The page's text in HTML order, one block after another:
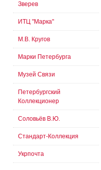
Зверев
ИТЦ "Марка"
М.В. Кругов
Марки Петербурга
Музей Связи
Петербургский
Коллекционер
Соловьёв В.Ю.
Стандарт-Коллекция
Укрпочта